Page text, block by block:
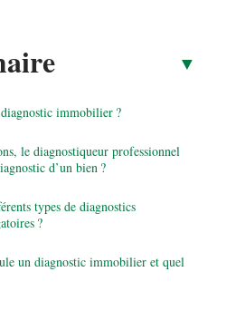
immobilier ?
le diagnostiqueur professionnel
d’un bien ?
types de diagnostics
?
un diagnostic immobilier et quel